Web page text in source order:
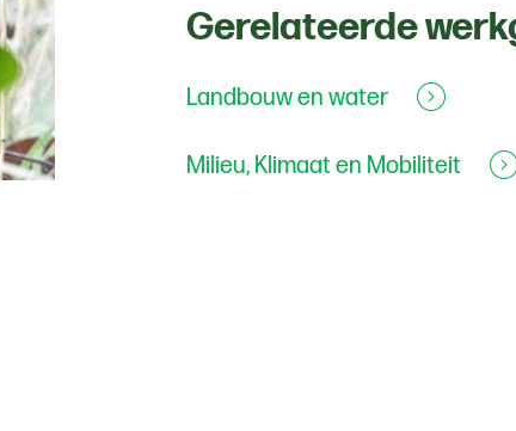
Gerelateerde
Landbouw en water
Milieu, Klimaat en Mobiliteit